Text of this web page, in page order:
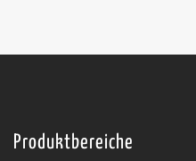
Produktbereiche